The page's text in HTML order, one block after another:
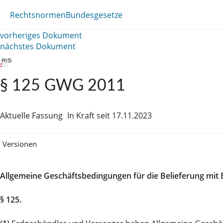
RechtsnormenBundesgesetze
vorheriges Dokument
nächstes Dokument
§ 125 GWG 2011
Aktuelle Fassung In Kraft seit 17.11.2023
Versionen
Allgemeine Geschäftsbedingungen für die Belieferung mit
§ 125.